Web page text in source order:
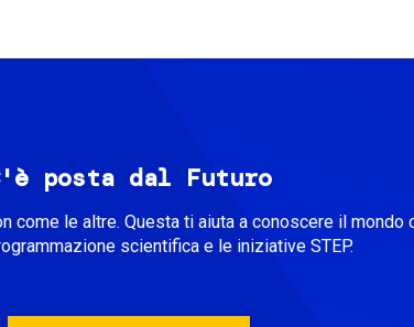
posta dal Futuro
come le altre. Questa ti aiuta a conoscere il mondo
scientifica e le iniziative STEP.